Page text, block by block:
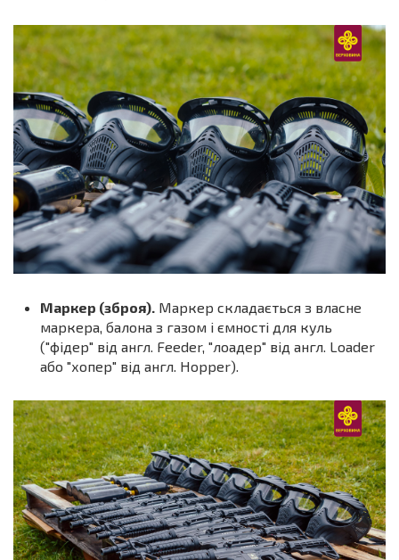
Маркер (зброя). Маркер складається з власне
маркера, балона з газом і ємності для куль
("фідер" від англ. Feeder, "лоадер" від англ. Loader
або "хопер" від англ. Hopper).